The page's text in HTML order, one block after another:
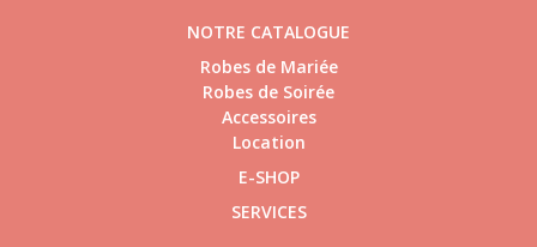
NOTRE CATALOGUE
Robes de Mariée
Robes de Soirée
Accessoires
Location
E-SHOP
SERVICES